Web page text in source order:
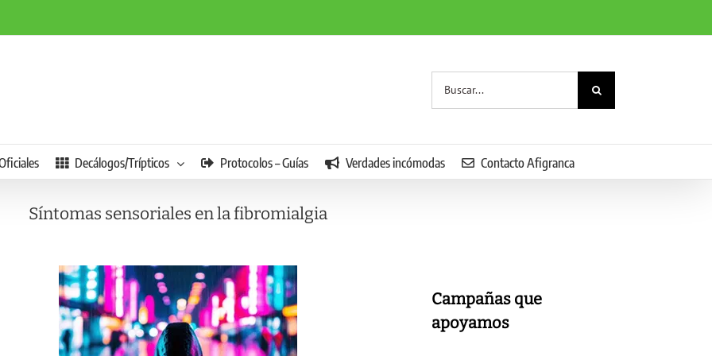
Decálogos/Trípticos Protocolos – Guías Verdades incómodas Contacto Afigranca
Síntomas sensoriales en la fibromialgia
Campañas que
apoyamos